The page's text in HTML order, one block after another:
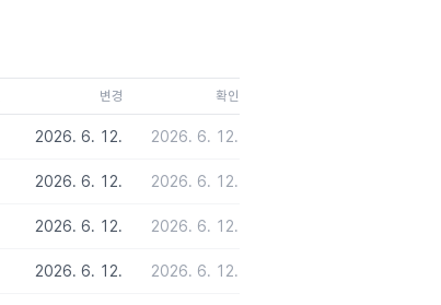
변경 확인
2026. 6. 12. 2026. 6. 12.
2026. 6. 12. 2026. 6. 12.
2026. 6. 12. 2026. 6. 12.
2026. 6. 12. 2026. 6. 12.